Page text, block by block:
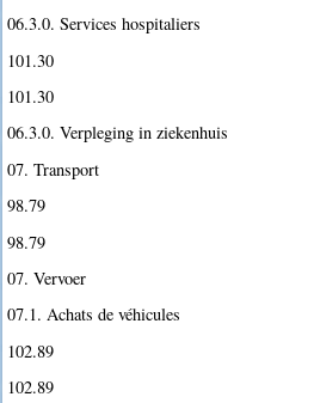
06.3.0. Services hospitaliers
101.30
101.30
06.3.0. Verpleging in ziekenhuis
07. Transport
98.79
98.79
07. Vervoer
07.1. Achats de véhicules
102.89
102.89